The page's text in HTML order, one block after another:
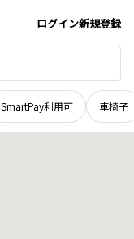
ログイン新規登録
SmartPay利用可 車椅子